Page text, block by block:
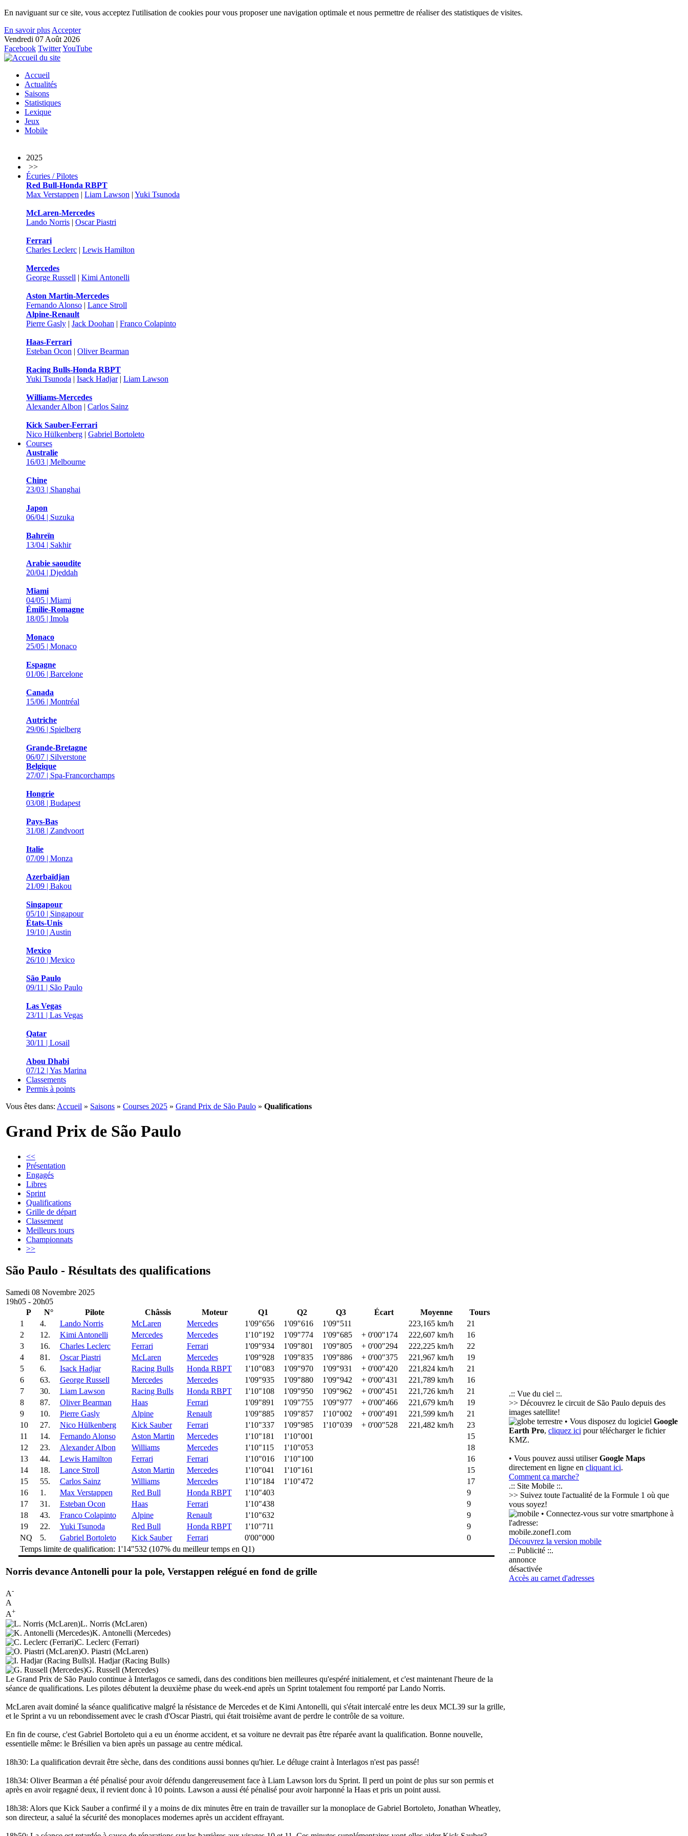
En naviguant sur ce site, vous acceptez l'utilisation de cookies pour vous proposer une navigation optimale et nous permettre de réaliser des statistiques de visites.
En savoir plus Accepter
Vendredi 07 Août 2026
Facebook TwitterYouTube
Accueil
Actualités
Saisons
Statistiques
Lexique
Jeux
Mobile
2025
>>
Écuries / Pilotes
Red Bull-Honda RBPT
Max Verstappen | Liam Lawson | Yuki Tsunoda
McLaren-Mercedes
Lando Norris | Oscar Piastri
Ferrari
Charles Leclerc | Lewis Hamilton
Mercedes
George Russell | Kimi Antonelli
Aston Martin-Mercedes
Fernando Alonso | Lance Stroll
Alpine-Renault
Pierre Gasly | Jack Doohan | Franco Colapinto
Haas-Ferrari
Esteban Ocon | Oliver Bearman
Racing Bulls-Honda RBPT
Yuki Tsunoda | Isack Hadjar| Liam Lawson
Williams-Mercedes
Alexander Albon | Carlos Sainz
Kick Sauber-Ferrari
Nico Hülkenberg | Gabriel Bortoleto
Courses
Australie
16/03 | Melbourne
Chine
23/03 | Shanghai
Japon
06/04 | Suzuka
Bahreïn
13/04 | Sakhir
Arabie saoudite
20/04 | Djeddah
Miami
04/05 | Miami
Émilie-Romagne
18/05 | Imola
Monaco
25/05 | Monaco
Espagne
01/06 | Barcelone
Canada
15/06 | Montréal
Autriche
29/06 | Spielberg
Grande-Bretagne
06/07 | Silverstone
Belgique
27/07 | Spa-Francorchamps
Hongrie
03/08 | Budapest
Pays-Bas
31/08 | Zandvoort
Italie
07/09 | Monza
Azerbaïdjan
21/09 | Bakou
Singapour
05/10 | Singapour
États-Unis
19/10 | Austin
Mexico
26/10 | Mexico
São Paulo
09/11 | São Paulo
Las Vegas
23/11 | Las Vegas
Qatar
30/11 | Losail
Abou Dhabi
07/12 | Yas Marina
Classements
Permis à points
Vous êtes dans: Accueil » Saisons » Courses 2025 » Grand Prix de São Paulo » Qualifications
Grand Prix de São Paulo
<<
Présentation
Engagés
Libres
Sprint
Qualifications
Grille de départ
Classement
Meilleurs tours
Championnats
>>
São Paulo - Résultats des qualifications
Samedi 08 Novembre 2025
19h05 - 20h05
P
N° Pilote Châssis Moteur Q1 Q2 Q3 Écart Moyenne
Tours
1
4. Lando Norris McLaren Mercedes 1'09"656 1'09"616 1'09"511 223,165 km/h
21
2
12. Kimi Antonelli Mercedes Mercedes 1'10"192 1'09"774 1'09"685 + 0'00"174 222,607 km/h
16
3
16. Charles Leclerc Ferrari Ferrari 1'09"934 1'09"801 1'09"805 + 0'00"294 222,225 km/h
22
4
81. Oscar Piastri McLaren Mercedes 1'09"928 1'09"835 1'09"886 + 0'00"375 221,967 km/h
19
5
6. Isack Hadjar Racing Bulls Honda RBPT 1'10"083 1'09"970 1'09"931 + 0'00"420 221,824 km/h
21
6
63. George Russell Mercedes Mercedes 1'09"935 1'09"880 1'09"942 + 0'00"431 221,789 km/h
16
7
30. Liam Lawson Racing Bulls Honda RBPT 1'10"108 1'09"950 1'09"962 + 0'00"451 221,726 km/h
21
8
87. Oliver Bearman Haas Ferrari 1'09"891 1'09"755 1'09"977 + 0'00"466 221,679 km/h
19
9
10. Pierre Gasly Alpine Renault 1'09"885 1'09"857 1'10"002 + 0'00"491 221,599 km/h
21
10
27. Nico Hülkenberg Kick Sauber Ferrari 1'10"337 1'09"985 1'10"039 + 0'00"528 221,482 km/h
23
11
14. Fernando Alonso Aston Martin Mercedes 1'10"181 1'10"001
15
12
23. Alexander Albon Williams Mercedes 1'10"115 1'10"053
18
13
44. Lewis Hamilton Ferrari Ferrari 1'10"016 1'10"100
16
14
18. Lance Stroll Aston Martin Mercedes 1'10"041 1'10"161
15
15
55. Carlos Sainz Williams Mercedes 1'10"184 1'10"472
17
16
1. Max Verstappen Red Bull Honda RBPT 1'10"403
9
17
31. Esteban Ocon Haas Ferrari 1'10"438
9
18
43. Franco Colapinto Alpine Renault 1'10"632
9
19
22. Yuki Tsunoda Red Bull Honda RBPT 1'10"711
9
NQ
5. Gabriel Bortoleto Kick Sauber Ferrari 0'00"000
0
Temps limite de qualification: 1'14"532 (107% du meilleur temps en Q1)
Norris devance Antonelli pour la pole, Verstappen relégué en fond de grille
A-
A
A+
L. Norris (McLaren)
K. Antonelli (Mercedes)
C. Leclerc (Ferrari)
O. Piastri (McLaren)
I. Hadjar (Racing Bulls)
G. Russell (Mercedes)
Le Grand Prix de São Paulo continue à Interlagos ce samedi, dans des conditions bien meilleures qu'espéré initialement, et c'est maintenant l'heure de la
séance de qualifications. Les pilotes débutent la deuxième phase du week-end après un Sprint totalement fou remporté par Lando Norris.
McLaren avait dominé la séance qualificative malgré la résistance de Mercedes et de Kimi Antonelli, qui s'était intercalé entre les deux MCL39 sur la grille,
et le Sprint a vu un rebondissement avec le crash d'Oscar Piastri, qui était troisième avant de perdre le contrôle de sa voiture.
En fin de course, c'est Gabriel Bortoleto qui a eu un énorme accident, et sa voiture ne devrait pas être réparée avant la qualification. Bonne nouvelle,
essentielle même: le Brésilien va bien après un passage au centre médical.
18h30: La qualification devrait être sèche, dans des conditions aussi bonnes qu'hier. Le déluge craint à Interlagos n'est pas passé!
18h34: Oliver Bearman a été pénalisé pour avoir défendu dangereusement face à Liam Lawson lors du Sprint. Il perd un point de plus sur son permis et
après en avoir regagné deux, il revient donc à 10 points. Lawson a aussi été pénalisé pour avoir harponné la Haas et pris un point aussi.
18h38: Alors que Kick Sauber a confirmé il y a moins de dix minutes être en train de travailler sur la monoplace de Gabriel Bortoleto, Jonathan Wheatley,
son directeur, a salué la sécurité des monoplaces modernes après un accident effrayant.
.:: Vue du ciel ::.
>> Découvrez le circuit de São Paulo depuis des
images satellite!
• Vous disposez du logiciel Google
Earth Pro, cliquez ici pour télécharger le fichier
KMZ.
• Vous pouvez aussi utiliserGoogle Maps
directement en ligne en cliquant ici.
Comment ça marche?
.:: Site Mobile ::.
>> Suivez toute l'actualité de la Formule 1 où que
vous soyez!
• Connectez-vous sur votre smartphone à
l'adresse:
mobile.zonef1.com
Découvrez la version mobile
.:: Publicité ::.
annonce
désactivée
Accès au carnet d'adresses